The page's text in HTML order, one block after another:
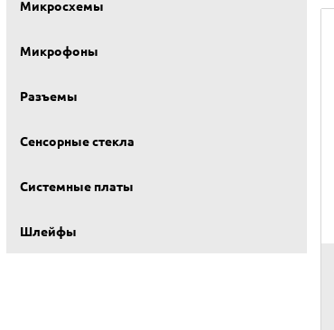
Микросхемы
Микрофоны
Разъемы
Сенсорные стекла
Системные платы
Шлейфы